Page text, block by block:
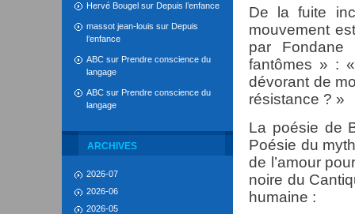
Hervé Bougel sur Depuis l’enfance
massot jean-louis sur Depuis
l’enfance
ABC sur Prendre conscience du
langage
ABC sur Prendre conscience du
langage
ARCHIVES
2026-07
2026-06
2026-05
De la fuite
mouvement
par
fantômes » :
dévorant de
résistance ? »
La poésie de
Poésie du
de l’amour
noire du
humaine :